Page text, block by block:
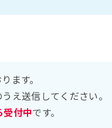
ます。
え送信してください。
付中です。